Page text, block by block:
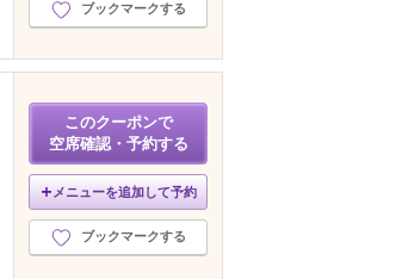
ブックマークする
このクーポンで
空席確認・予約する
メニューを追加して予約
ブックマークする